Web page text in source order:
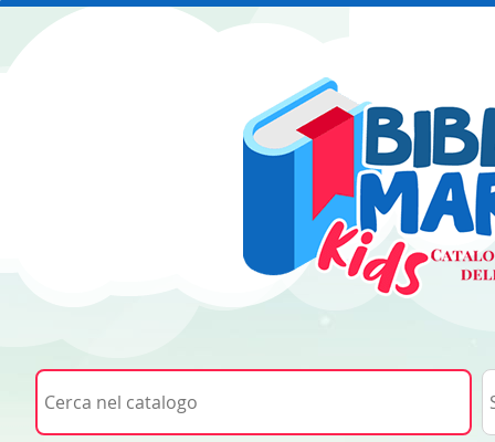
Cerca su "Cerca nel catalogo"